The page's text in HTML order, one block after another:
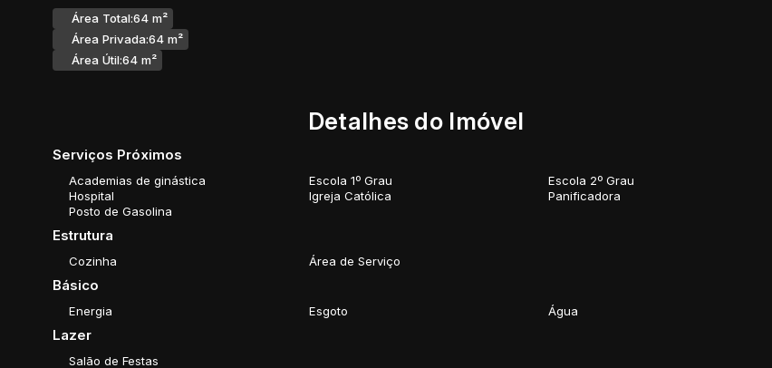
Área Total:64 m²
Área Privada:64 m²
Área Útil:64 m²
Detalhes do Imóvel
Serviços Próximos
Academias de ginástica Escola 1º Grau
Escola 2º Grau
Hospital
Igreja Católica
Panificadora
Posto de Gasolina
Estrutura
Cozinha Área de Serviço
Básico
Energia Esgoto Água
Lazer
Salão de Festas